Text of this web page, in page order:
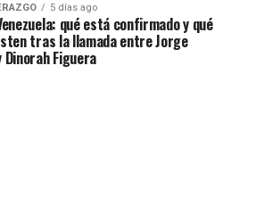
5 días ago
qué está confirmado y qué
tras la llamada entre Jorge
Figuera